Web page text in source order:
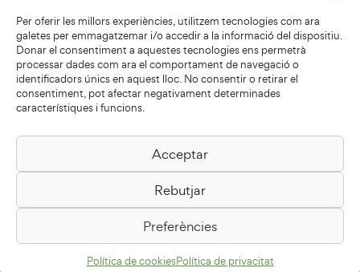
Per oferir les millors experiències, utilitzem tecnologies com ara
galetes per emmagatzemar i/o accedir a la informació del dispositiu.
Donar el consentiment a aquestes tecnologies ens permetrà
processar dades com ara el comportament de navegació o
identificadors únics en aquest lloc. No consentir o retirar el
consentiment, pot afectar negativament determinades
característiques i funcions.
Acceptar
Rebutjar
Preferències
Política de cookiesPolítica de privacitat
Biblioteca Pilarin Bayés
Passeig de la Generalitat, 1
08500 Vic